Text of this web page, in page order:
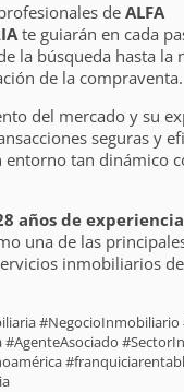
de ALFA
te guiarán en cada
la búsqueda hasta la
de la compraventa.
del mercado y su
seguras y
entorno tan dinámico
años de experiencia
una de las
inmobiliarios
#NegocioInmobiliario
#AgenteAsociado